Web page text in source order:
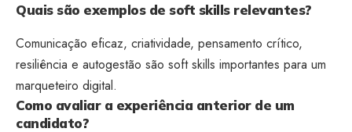
Quais são exemplos de soft skills relevantes?
Comunicação eficaz, criatividade, pensamento crítico,
resiliência e autogestão são soft skills importantes para um
marqueteiro digital.
Como avaliar a experiência anterior de um
candidato?